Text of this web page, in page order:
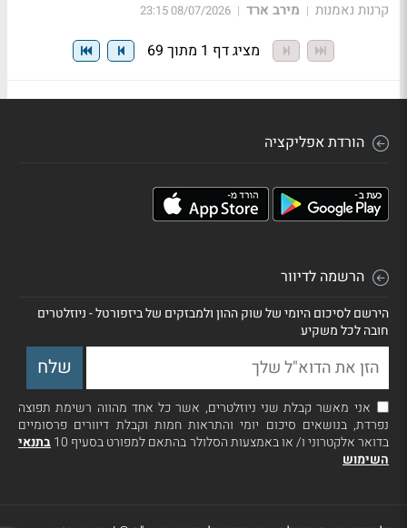
קרנות נאמנות | מירב ארד |
08/07/2026 23:15
מציג דף 1 מתוך 69
הורדת אפליקציה
הרשמה לדיוור
הירשם לסיכום היומי של שוק ההון ולמבזקים של ביזפורטל - ניוזלטרים
חובה לכל משקיע
אני מאשר קבלת שני ניוזלטרים, אשר כל אחד מהווה רשימת תפוצה
נפרדת, בנושאים סיכום יומי והתראות חמות וקבלת דיוורים פרסומיים
בדואר אלקטרוני ו/ או באמצעות הסלולר בהתאם למפורט בסעיף 10
בתנאי
השימוש